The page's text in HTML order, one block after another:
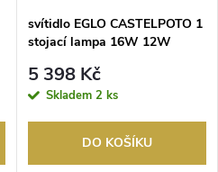
svítidlo EGLO CASTELPOTO 1
stojací lampa 16W 12W
kartáčovaná mosaz, černá
5 398 Kč
Skladem 2 ks
DO KOŠÍKU